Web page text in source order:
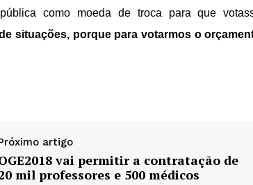
como moeda de troca para que
situações, porque para votarmos o
artigo
vai permitir a contratação de
mil professores e 500 médicos